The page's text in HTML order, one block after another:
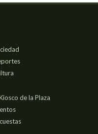
de la Plaza